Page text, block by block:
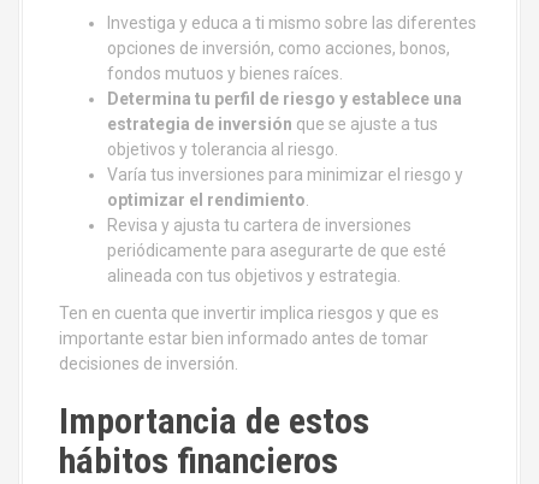
Investiga y educa a ti mismo sobre las diferentes
opciones de inversión, como acciones, bonos,
fondos mutuos y bienes raíces.
Determina tu perfil de riesgo y establece una
estrategia de inversión que se ajuste a tus
objetivos y tolerancia al riesgo.
Varía tus inversiones para minimizar el riesgo y
optimizar el rendimiento.
Revisa y ajusta tu cartera de inversiones
periódicamente para asegurarte de que esté
alineada con tus objetivos y estrategia.
Ten en cuenta que invertir implica riesgos y que es
importante estar bien informado antes de tomar
decisiones de inversión.
Importancia de estos
hábitos financieros